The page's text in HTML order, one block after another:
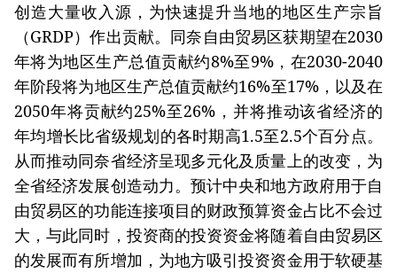
创造大量收入源，为快速提升当地的地区生产宗旨
（GRDP）作出贡献。同奈自由贸易区获期望在2030
年将为地区生产总值贡献约8%至9%，在2030-2040
年阶段将为地区生产总值贡献约16%至17%，以及在
2050年将贡献约25%至26%，并将推动该省经济的
年均增长比省级规划的各时期高1.5至2.5个百分点。
从而推动同奈省经济呈现多元化及质量上的改变，为
全省经济发展创造动力。预计中央和地方政府用于自
由贸易区的功能连接项目的财政预算资金占比不会过
大，与此同时，投资商的投资资金将随着自由贸易区
的发展而有所增加，为地方吸引投资资金用于软硬基